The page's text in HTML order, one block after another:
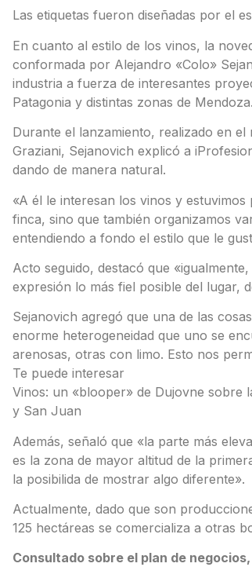
Las etiquetas fueron diseñadas por el
En cuanto al estilo de los vinos, la
conformada por Alejandro «Colo»
industria a fuerza de interesantes
Patagonia y distintas zonas de Mendoza.
Durante el lanzamiento, realizado en
Graziani, Sejanovich explicó a
dando de manera natural.
«A él le interesan los vinos y
finca, sino que también organizamos
entendiendo a fondo el estilo que le
Acto seguido, destacó que
expresión lo más fiel posible del lugar,
Sejanovich agregó que una de las
enorme heterogeneidad que uno se
arenosas, otras con limo. Esto nos
Te puede interesar
Vinos: un «blooper» de Dujovne sobre
y San Juan
Además, señaló que «la parte más
es la zona de mayor altitud de la
la posibilida de mostrar algo diferente».
Actualmente, dado que son
125 hectáreas se comercializa a otras
Consultado sobre el plan de